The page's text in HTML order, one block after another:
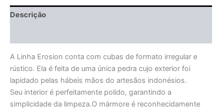
Descrição
A Linha Erosion conta com cubas de formato irregular e
rústico. Ela é feita de uma única pedra cujo exterior foi
lapidado pelas hábeis mãos do artesãos indonésios.
Seu interior é perfeitamente polido, garantindo a
simplicidade da limpeza.O mármore é reconhecidamente